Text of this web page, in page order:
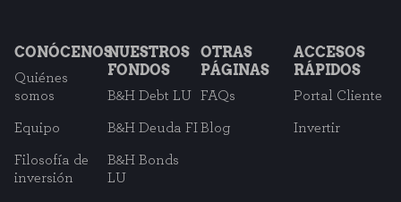
CONÓCENOS
Quiénes
somos
Equipo
Filosofía de
inversión
NUESTROS
FONDOS
B&H Debt LU
B&H Deuda FI
B&H Bonds
LU
OTRAS
PÁGINAS
FAQs
Blog
ACCESOS
RÁPIDOS
Portal Cliente
Invertir